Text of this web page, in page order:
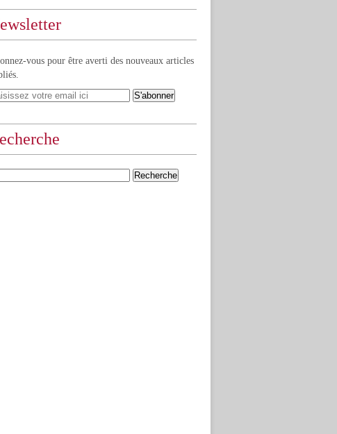
vous pour être averti des nouveaux articles